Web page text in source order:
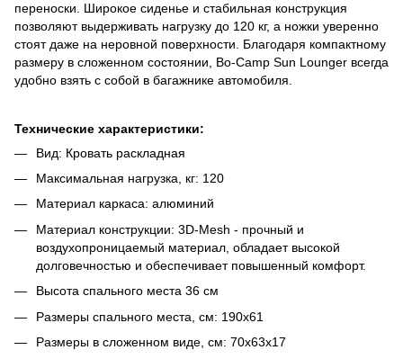
переноски. Широкое сиденье и стабильная конструкция
позволяют выдерживать нагрузку до 120 кг, а ножки уверенно
стоят даже на неровной поверхности. Благодаря компактному
размеру в сложенном состоянии, Bo-Camp Sun Lounger всегда
удобно взять с собой в багажнике автомобиля.
Технические характеристики:
Вид: Кровать раскладная
Максимальная нагрузка, кг: 120
Материал каркаса: алюминий
Материал конструкции: 3D-Mesh - прочный и
воздухопроницаемый материал, обладает высокой
долговечностью и обеспечивает повышенный комфорт.
Высота спального места 36 см
Размеры спального места, см: 190х61
Размеры в сложенном виде, см: 70х63х17